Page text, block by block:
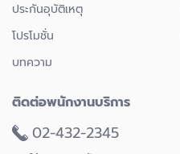
ประกันอุบัติเหตุ
โปรโมชั่น
บทความ
ติดต่อพนักงานบริการ
02-432-2345